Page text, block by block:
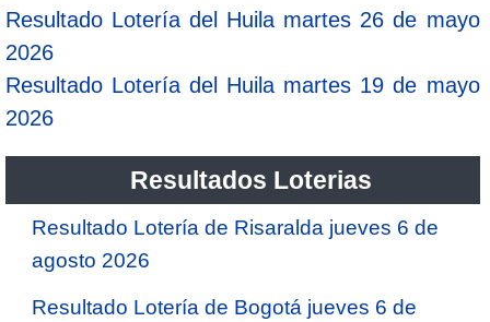
Resultado Lotería del Huila martes 26 de mayo
2026
Resultado Lotería del Huila martes 19 de mayo
2026
Resultados Loterias
Resultado Lotería de Risaralda jueves 6 de
agosto 2026
Resultado Lotería de Bogotá jueves 6 de